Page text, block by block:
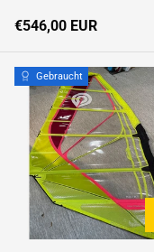
Normaler Preis
€546,00 EUR
Gebraucht